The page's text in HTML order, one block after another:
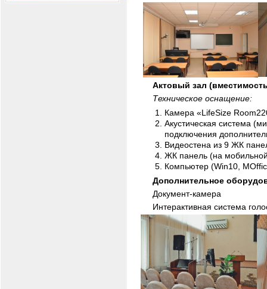
Актовый зал
Техническое оснащение:
Камера «LifeSize
Акустическая система
подключения
Видеостена из 9 ЖК
ЖК панель (на
Компьютер (Win10,
Дополнительное
Документ-камера
Интерактивная система